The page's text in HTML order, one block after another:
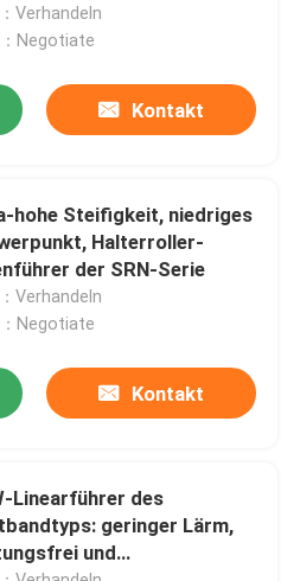
in allen vier
Verhandeln
Negotiate
Kontakt
hohe Steifigkeit, niedriges
Halterroller-
der SRN-Serie
Verhandeln
Negotiate
Kontakt
Linearführer des
geringer Lärm,
und